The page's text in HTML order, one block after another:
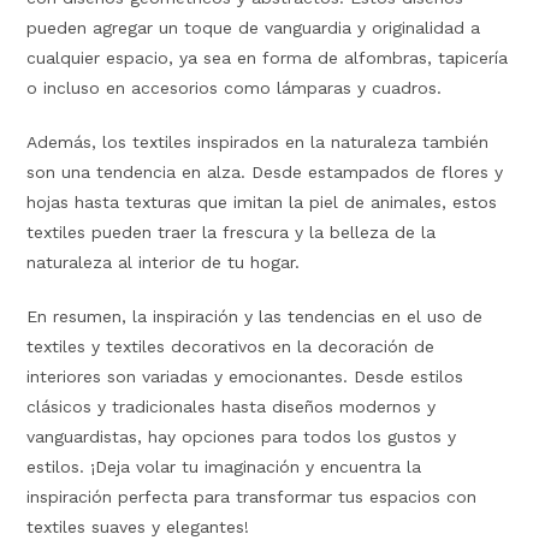
pueden agregar un toque de vanguardia y originalidad a
cualquier espacio, ya sea en forma de alfombras, tapicería
o incluso en accesorios como lámparas y cuadros.
Además, los textiles inspirados en la naturaleza también
son una tendencia en alza. Desde estampados de flores y
hojas hasta texturas que imitan la piel de animales, estos
textiles pueden traer la frescura y la belleza de la
naturaleza al interior de tu hogar.
En resumen, la inspiración y las tendencias en el uso de
textiles y textiles decorativos en la decoración de
interiores son variadas y emocionantes. Desde estilos
clásicos y tradicionales hasta diseños modernos y
vanguardistas, hay opciones para todos los gustos y
estilos. ¡Deja volar tu imaginación y encuentra la
inspiración perfecta para transformar tus espacios con
textiles suaves y elegantes!